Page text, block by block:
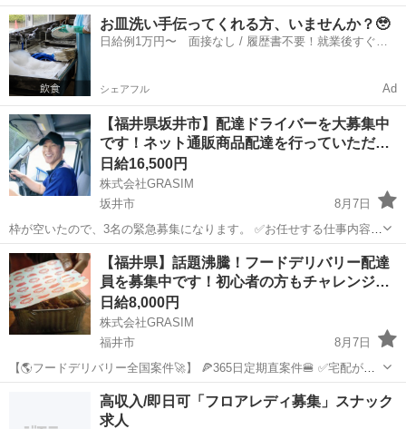
ただきありがとうございます。 太陽光発電所の現地確認と写真撮影作
業をしていただける方を募集しています。 ⸻ ■お仕事内容 ①
Googleマッ...
福井 福井市 福井駅 その他 太陽光発電所
お皿洗い手伝ってくれる方、いませんか？🥹
日給例1万円〜 面接なし / 履歴書不要！就業後すぐに
シェアフル Ad
【福井県坂井市】配達ドライバーを大募集中
です！ネット通販商品配達を行っていただ…
日給16,500円
株式会社GRASIM
坂井市
8月7日
枠が空いたので、3名の緊急募集になります。 ✅お任せする仕事内容
・格安軽バンを使用して、個人宅や法人への荷物配達をお願いしま
す！ （※格安車両リース制度あり。マイカーがなくても始められま
す） ・荷物は日...
福井 坂井市 ドライバー 荷物
【福井県】話題沸騰！フードデリバリー配達
員を募集中です！初心者の方もチャレンジ…
日給8,000円
株式会社GRASIM
福井市
8月7日
【🌎フードデリバリー全国案件🚀】 🍕365日定期直案件🍔 ✅宅配が嫌
いな方必見✅ 稼働開始は７月２０日〜🫡 全４７都道府県展開💫 なん
と‼️ 日給保証➕件建という安心売上システム🔥 日当換算で30,...
福井市 ドライバー
高収入/即日可「フロアレディ募集」スナック
求人